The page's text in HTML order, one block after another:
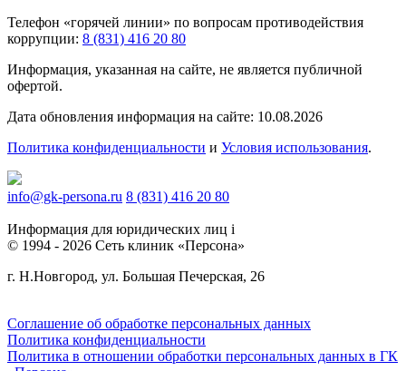
Телефон «горячей линии» по вопросам противодействия
коррупции: 8 (831) 416 20 80
Информация, указанная на сайте, не является публичной
офертой.
Дата обновления информация на сайте: 10.08.2026
Политика конфиденциальности и Условия использования.
info@gk-persona.ru 8 (831) 416 20 80
Информация для юридических лиц i
© 1994 - 2026 Сеть клиник «Персона»
г. Н.Новгород, ул. Большая Печерская, 26
Соглашение об обработке персональных данных
Политика конфиденциальности
Политика в отношении обработки персональных данных в ГК